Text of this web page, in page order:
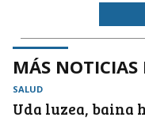
MÁS NOTICIAS
SALUD
Uda luzea, baina